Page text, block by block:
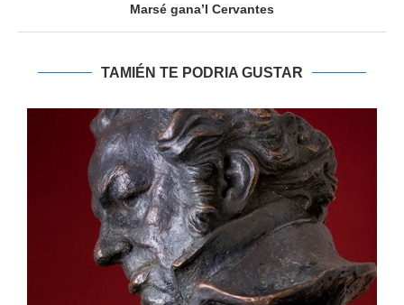
Marsé gana’l Cervantes
TAMIÉN TE PODRIA GUSTAR